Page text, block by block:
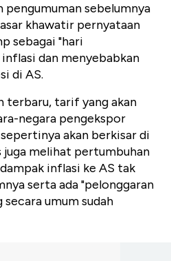
pengumuman sebelumnya
khawatir pernyataan
sebagai "hari
dan menyebabkan
di AS.
terbaru, tarif yang akan
negara pengekspor
akan berkisar di
juga melihat pertumbuhan
inflasi ke AS tak
serta ada "pelonggaran
secara umum sudah